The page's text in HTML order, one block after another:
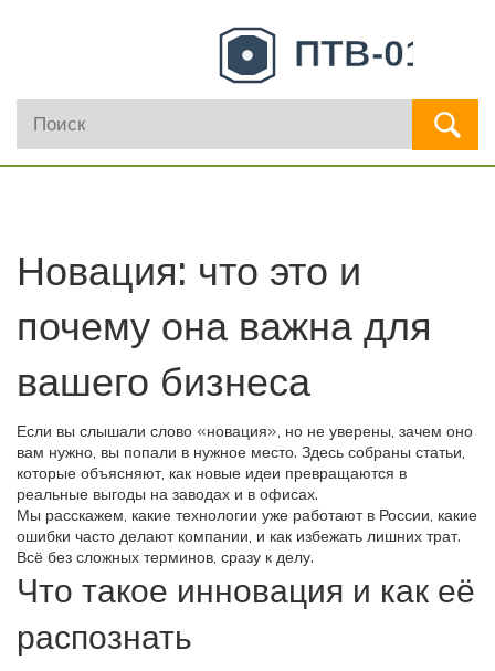
Новация: что это и
почему она важна для
вашего бизнеса
Если вы слышали слово «новация», но не уверены, зачем оно
вам нужно, вы попали в нужное место. Здесь собраны статьи,
которые объясняют, как новые идеи превращаются в
реальные выгоды на заводах и в офисах.
Мы расскажем, какие технологии уже работают в России, какие
ошибки часто делают компании, и как избежать лишних трат.
Всё без сложных терминов, сразу к делу.
Что такое инновация и как её
распознать